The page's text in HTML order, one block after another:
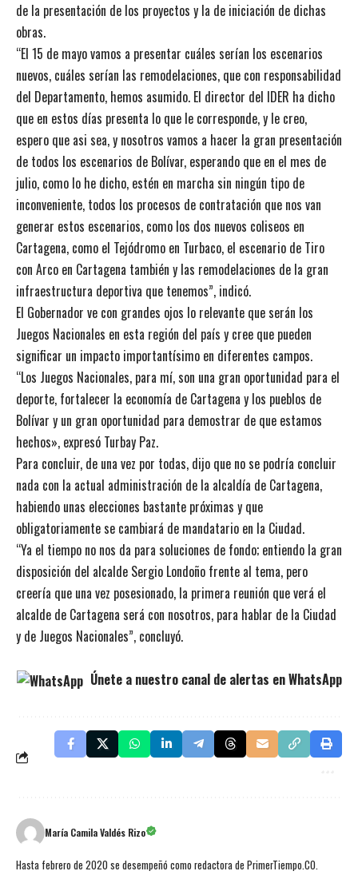
de la presentación de los proyectos y la de iniciación de dichas
obras.
“El 15 de mayo vamos a presentar cuáles serían los escenarios
nuevos, cuáles serían las remodelaciones, que con responsabilidad
del Departamento, hemos asumido. El director del IDER ha dicho
que en estos días presenta lo que le corresponde, y le creo,
espero que asi sea, y nosotros vamos a hacer la gran presentación
de todos los escenarios de Bolívar, esperando que en el mes de
julio, como lo he dicho, estén en marcha sin ningún tipo de
inconveniente, todos los procesos de contratación que nos van
generar estos escenarios, como los dos nuevos coliseos en
Cartagena, como el Tejódromo en Turbaco, el escenario de Tiro
con Arco en Cartagena también y las remodelaciones de la gran
infraestructura deportiva que tenemos”, indicó.
El Gobernador ve con grandes ojos lo relevante que serán los
Juegos Nacionales en esta región del país y cree que pueden
significar un impacto importantísimo en diferentes campos.
“Los Juegos Nacionales, para mí, son una gran oportunidad para el
deporte, fortalecer la economía de Cartagena y los pueblos de
Bolívar y un gran oportunidad para demostrar de que estamos
hechos», expresó Turbay Paz.
Para concluir, de una vez por todas, dijo que no se podría concluir
nada con la actual administración de la alcaldía de Cartagena,
habiendo unas elecciones bastante próximas y que
obligatoriamente se cambiará de mandatario en la Ciudad.
“Ya el tiempo no nos da para soluciones de fondo; entiendo la gran
disposición del alcalde Sergio Londoño frente al tema, pero
creería que una vez posesionado, la primera reunión que verá el
alcalde de Cartagena será con nosotros, para hablar de la Ciudad
y de Juegos Nacionales”, concluyó.
Únete a nuestro canal de alertas en WhatsApp
María Camila Valdés Rizo
Hasta febrero de 2020 se desempeñó como redactora de PrimerTiempo.CO.